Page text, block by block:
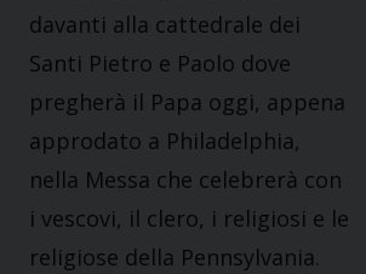
davanti alla cattedrale dei
Santi Pietro e Paolo dove
pregherà il Papa oggi, appena
approdato a Philadelphia,
nella Messa che celebrerà con
i vescovi, il clero, i religiosi e le
religiose della Pennsylvania.